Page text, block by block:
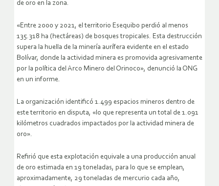
disputado entre Venezuela y Guyana, por causa de la minería
«Entre 2000 y 2021, el territorio Esequibo perdió al menos
135.318 ha (hectáreas) de bosques tropicales. Esta destrucción
supera la huella de la minería aurífera evidente en el estado
Bolívar, donde la actividad minera es promovida agresivamente
por la política del Arco Minero del Orinoco», denunció la ONG
La organización identificó 1.499 espacios mineros dentro de
este territorio en disputa, «lo que representa un total de 1.091
kilómetros cuadrados impactados por la actividad minera de
Refirió que esta explotación equivale a una producción anual
de oro estimada en 19 toneladas, para lo que se emplean,